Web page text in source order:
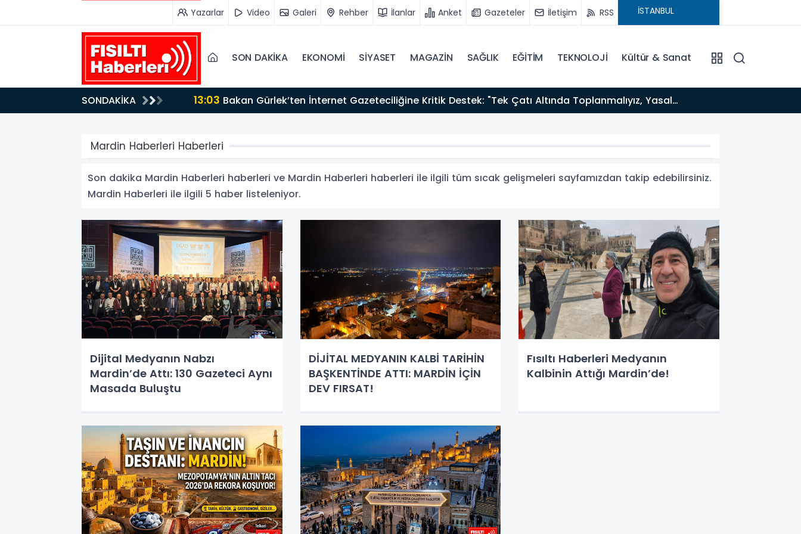
Yazarlar Video Galeri Rehber İlanlar Anket Gazeteler İletişim RSS
SON DAKİKA EKONOMİ SİYASET MAGAZİN SAĞLIK EĞİTİM TEKNOLOJİ Kültür & Sanat
SONDAKİKA 13:03
Düzenlemeye Hazırız"
İlham Ödülü
Mardin Haberleri Haberleri
Son dakika Mardin Haberleri haberleri ve Mardin Haberleri haberleri ile ilgili tüm sıcak gelişmeleri sayfamızdan takip edebilirsiniz.
Mardin Haberleri ile ilgili 5 haber listeleniyor.
Dijital Medyanın Nabzı
Mardin’de Attı: 130 Gazeteci Aynı
Masada Buluştu
​DİJİTAL MEDYANIN KALBİ TARİHİN
BAŞKENTİNDE ATTI: MARDİN İÇİN
DEV FIRSAT!
Fısıltı Haberleri Medyanın
Kalbinin Attığı Mardin’de!